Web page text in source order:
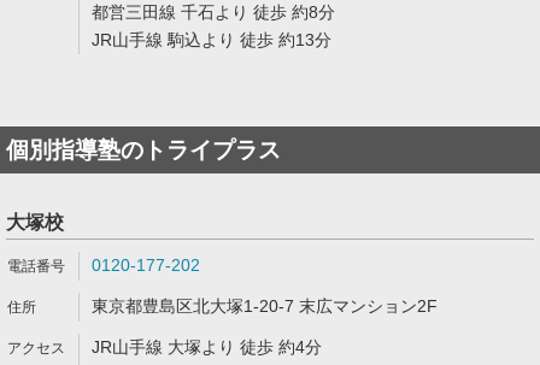
都営三田線 千石より 徒歩 約8分
JR山手線 駒込より 徒歩 約13分
個別指導塾のトライプラス
大塚校
0120-177-202
東京都豊島区北大塚1-20-7 末広マンション2F
JR山手線 大塚より 徒歩 約4分